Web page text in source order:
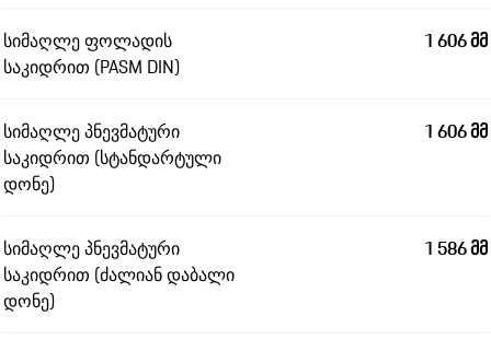
სიმაღლე ფოლადის
საკიდრით (PASM DIN)
1 606 მმ
სიმაღლე პნევმატური
საკიდრით (სტანდარტული
დონე)
1 606 მმ
სიმაღლე პნევმატური
საკიდრით (ძალიან დაბალი
დონე)
1 586 მმ